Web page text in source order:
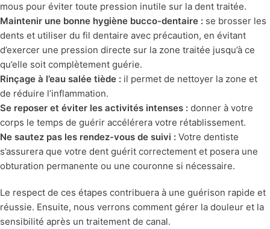
mous pour éviter toute pression inutile sur la dent traitée.
Maintenir une bonne hygiène bucco-dentaire : se brosser les
dents et utiliser du fil dentaire avec précaution, en évitant
d’exercer une pression directe sur la zone traitée jusqu’à ce
qu’elle soit complètement guérie.
Rinçage à l’eau salée tiède : il permet de nettoyer la zone et
de réduire l’inflammation.
Se reposer et éviter les activités intenses : donner à votre
corps le temps de guérir accélérera votre rétablissement.
Ne sautez pas les rendez-vous de suivi : Votre dentiste
s’assurera que votre dent guérit correctement et posera une
obturation permanente ou une couronne si nécessaire.
Le respect de ces étapes contribuera à une guérison rapide et
réussie. Ensuite, nous verrons comment gérer la douleur et la
sensibilité après un traitement de canal.